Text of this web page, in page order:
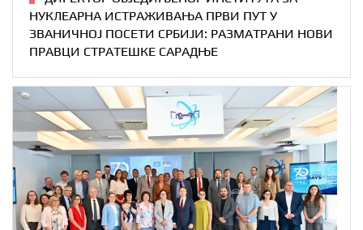
НУКЛЕАРНА ИСТРАЖИВАЊА ПРВИ ПУТ У
ЗВАНИЧНОЈ ПОСЕТИ СРБИЈИ: РАЗМАТРАНИ НОВИ
ПРАВЦИ СТРАТЕШКЕ САРАДЊЕ